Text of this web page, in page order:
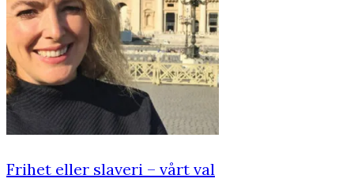
Frihet eller slaveri – vårt val